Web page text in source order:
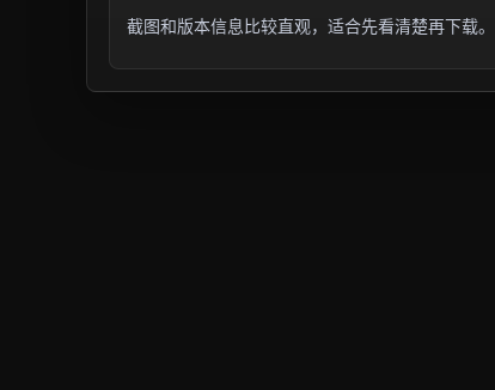
截图和版本信息比较直观，适合先看清楚再下载。